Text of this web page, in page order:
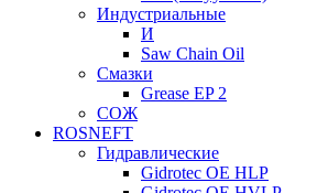
Индустриальные
И
Saw Chain Oil
Смазки
Grease EP 2
СОЖ
ROSNEFT
Гидравлические
Gidrotec OE HLP